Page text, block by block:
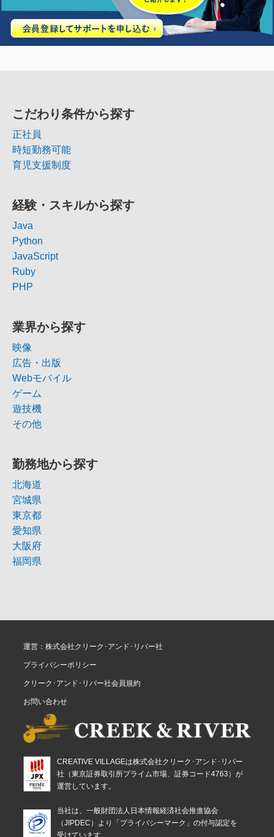
こだわり条件から探す
正社員
時短勤務可能
育児支援制度
経験・スキルから探す
Java
Python
JavaScript
Ruby
PHP
業界から探す
映像
広告・出版
Webモバイル
ゲーム
遊技機
その他
勤務地から探す
北海道
宮城県
東京都
愛知県
大阪府
福岡県
運営：株式会社クリーク･アンド･リバー社
プライバシーポリシー
クリーク･アンド･リバー社会員規約
お問い合わせ
CREATIVE VILLAGEは株式会社クリーク･アンド･リバー
社（東京証券取引所プライム市場、証券コード4763）が
運営しています。
当社は、一般財団法人日本情報経済社会推進協会
（JIPDEC）より「プライバシーマーク」の付与認定を